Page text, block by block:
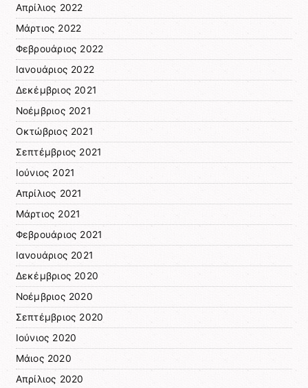
Απρίλιος 2022
Μάρτιος 2022
Φεβρουάριος 2022
Ιανουάριος 2022
Δεκέμβριος 2021
Νοέμβριος 2021
Οκτώβριος 2021
Σεπτέμβριος 2021
Ιούνιος 2021
Απρίλιος 2021
Μάρτιος 2021
Φεβρουάριος 2021
Ιανουάριος 2021
Δεκέμβριος 2020
Νοέμβριος 2020
Σεπτέμβριος 2020
Ιούνιος 2020
Μάιος 2020
Απρίλιος 2020